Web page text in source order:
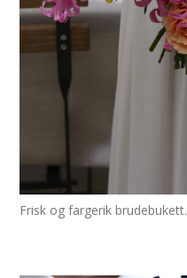
Frisk og fargerik brudebukett.